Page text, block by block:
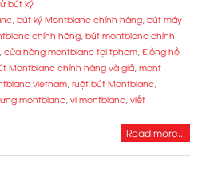
bút ký
, bút ký Montblanc chính hãng, bút máy
chính hãng, bút montblanc chính
, cửa hàng montblanc tại tphcm, Đồng hồ
Montblanc chính hãng và giả, mont
vietnam, ruột bút Montblanc,
montblanc, vi montblanc, viết
Read more...